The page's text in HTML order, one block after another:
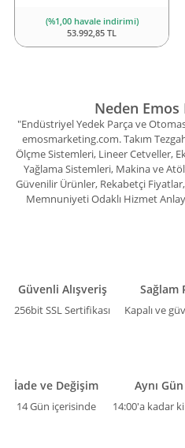
(%1,00 havale indirimi)
53.992,85 TL
Neden
"Endüstriyel Yedek Parça ve
emosmarketing.com. Takım
Ölçme Sistemleri, Lineer Cetveller,
Yağlama Sistemleri, Makina ve
Güvenilir Ürünler, Rekabetçi
Memnuniyeti Odaklı Hizmet
Güvenli Alışveriş
256bit SSL Sertifikası
Sağlam
Kapalı ve
İade ve Değişim
14 Gün içerisinde
Aynı
14:00'a kadar